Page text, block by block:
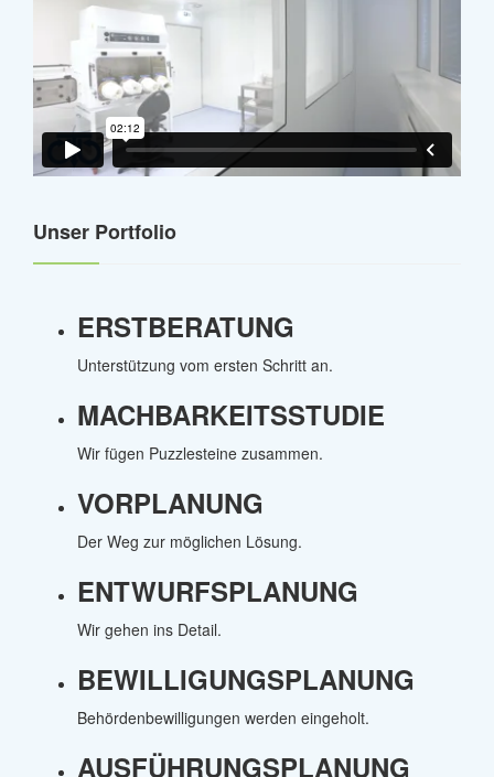
Unser Portfolio
ERSTBERATUNG
Unterstützung vom ersten Schritt an.
MACHBARKEITSSTUDIE
Wir fügen Puzzlesteine zusammen.
VORPLANUNG
Der Weg zur möglichen Lösung.
ENTWURFSPLANUNG
Wir gehen ins Detail.
BEWILLIGUNGSPLANUNG
Behördenbewilligungen werden eingeholt.
AUSFÜHRUNGSPLANUNG